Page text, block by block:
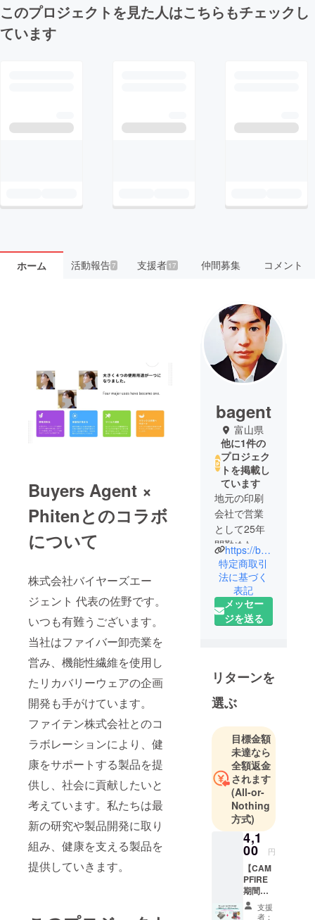
このプロジェクトを見た人はこちらもチェックし
ています
ホーム 活動報告7 支援者 17 仲間募集 コメント
Buyers Agent ×
Phitenとのコラボ
について
株式会社バイヤーズエー
ジェント 代表の佐野です。
いつも有難うございます。
当社はファイバー卸売業を
営み、機能性繊維を使用し
たリカバリーウェアの企画
開発も手がけています。
ファイテン株式会社とのコ
ラボレーションにより、健
康をサポートする製品を提
供し、社会に貢献したいと
考えています。私たちは最
新の研究や製品開発に取り
組み、健康を支える製品を
提供していきます。
bagent
富山県
他に1件の
プロジェク
トを掲載し
ています
地元の印刷
会社で営業
として25年
間勤めた
後、自身の
起業を決意
しました。
役員の一人
が開発した
ファイバー
』と『エレ
テックス
卸売業を開
始しまし
た。そし
て、2021年
12月には、
この繊維素
材を使った
新商品とし
て、『ビー
ニーウォー
マー』と
『アームカ
バー』を開
https://bagent.jp/
特定商取引
法に基づく
表記
メッセー
ジを送る
リターンを
選ぶ
目標金額
未達なら
全額返金
されます
(All-or-
Nothing
方式)
4,1
00 円
【CAM
PFIRE
期間限
定：100
セッ支援
者：